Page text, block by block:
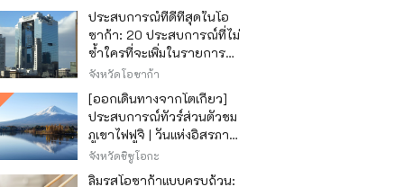
ประสบการณ์ที่ดีที่สุดในโอ
ซาก้า: 20 ประสบการณ์ที่ไม่
ซ้ำใครที่จะเพิ่มในรายการสิ่ง
ที่อยากทำในการเดินทาง
ของคุณ
จังหวัดโอซาก้า
[ออกเดินทางจากโตเกียว]
ประสบการณ์ทัวร์ส่วนตัวชม
ภูเขาไฟฟูจิ | วันแห่งอิสรภาพ
สุดหรู
จังหวัดชิซูโอกะ
ลิ้มรสโอซาก้าแบบครบถ้วน: